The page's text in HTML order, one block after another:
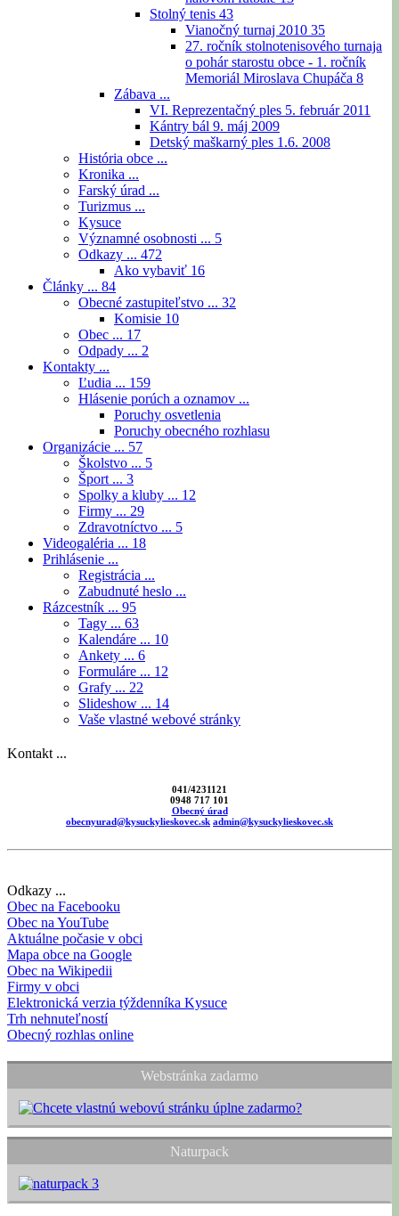
Stolný tenis 43
Vianočný turnaj 2010 35
27. ročník stolnotenisového turnaja
o pohár starostu obce - 1. ročník
Memoriál Miroslava Chupáča 8
Zábava ...
VI. Reprezentačný ples 5. február 2011
Kántry bál 9. máj 2009
Detský maškarný ples 1.6. 2008
História obce ...
Kronika ...
Farský úrad ...
Turizmus ...
Kysuce
Významné osobnosti ... 5
Odkazy ... 472
Ako vybaviť 16
Články ... 84
Obecné zastupiteľstvo ... 32
Komisie 10
Obec ... 17
Odpady ... 2
Kontakty ...
Ľudia ... 159
Hlásenie porúch a oznamov ...
Poruchy osvetlenia
Poruchy obecného rozhlasu
Organizácie ... 57
Školstvo ... 5
Šport ... 3
Spolky a kluby ... 12
Firmy ... 29
Zdravotníctvo ... 5
Videogaléria ... 18
Prihlásenie ...
Registrácia ...
Zabudnuté heslo ...
Rázcestník ... 95
Tagy ... 63
Kalendáre ... 10
Ankety ... 6
Formuláre ... 12
Grafy ... 22
Slideshow ... 14
Vaše vlastné webové stránky
Kontakt ...
041/4231121
0948 717 101
Obecný úrad
obecnyurad@kysuckylieskovec.sk admin@kysuckylieskovec.sk
Odkazy ...
Obec na Facebooku
Obec na YouTube
Aktuálne počasie v obci
Mapa obce na Google
Obec na Wikipedii
Firmy v obci
Elektronická verzia týždenníka Kysuce
Trh nehnuteľností
Obecný rozhlas online
Webstránka zadarmo
Naturpack